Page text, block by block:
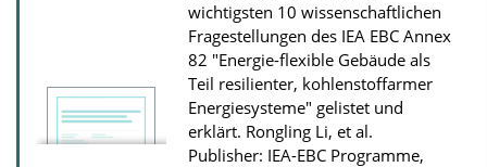
wichtigsten 10 wissenschaftlichen
Fragestellungen des IEA EBC Annex
82 "Energie-flexible Gebäude als
Teil resilienter, kohlenstoffarmer
Energiesysteme" gelistet und
erklärt. Rongling Li, et al.
Publisher: IEA-EBC Programme,